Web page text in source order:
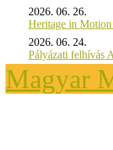
2026. 06. 26.
Heritage in
2026. 06. 24.
Pályázati felhívás
Magyar